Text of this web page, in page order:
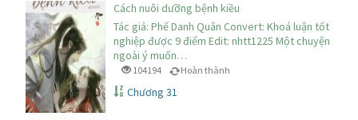
Cách nuôi dưỡng bệnh kiều
Tác giả: Phế Danh Quân Convert: Khoá luận tốt
nghiệp được 9 điểm Edit: nhtt1225 Một chuyện
ngoài ý muốn…
104194 Hoàn thành
Chương 31